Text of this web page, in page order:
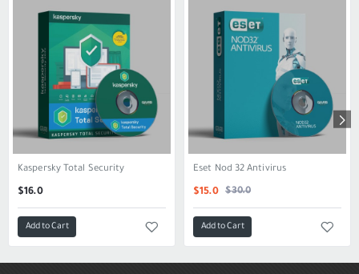
Kaspersky Total Security
$16.0
Add to Cart
Eset Nod 32 Antivirus
$15.0 $30.0
Add to Cart